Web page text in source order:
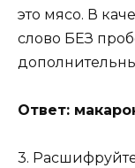
это мясо. В
слово БЕЗ
Ответ:
3.